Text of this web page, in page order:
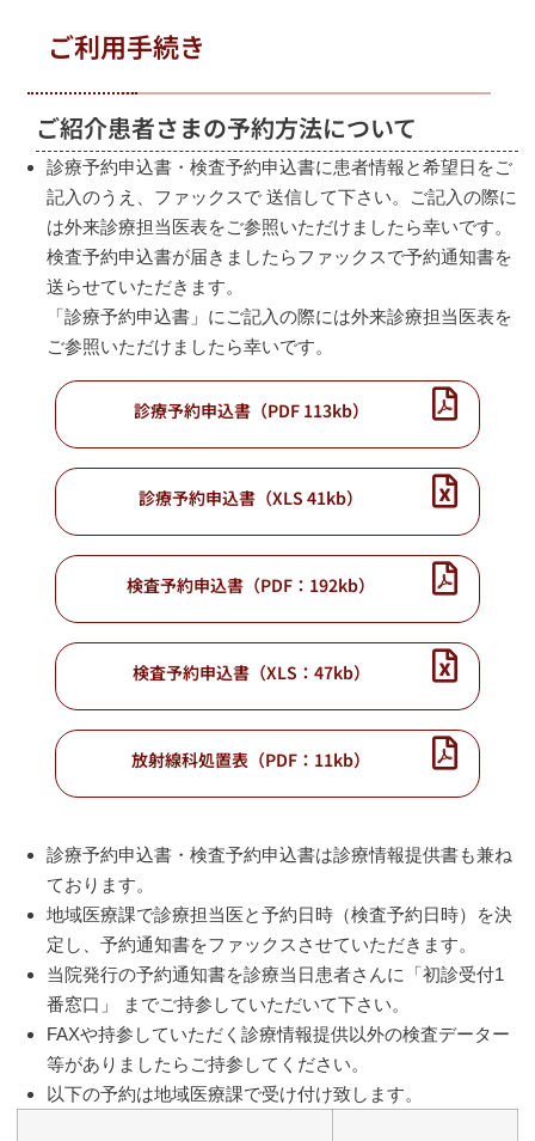
ご利用手続き
ご紹介患者さまの予約方法について
診療予約申込書・検査予約申込書に患者情報と希望日をご
記入のうえ、ファックスで 送信して下さい。ご記入の際に
は外来診療担当医表をご参照いただけましたら幸いです。
検査予約申込書が届きましたらファックスで予約通知書を
送らせていただきます。
「診療予約申込書」にご記入の際には外来診療担当医表を
ご参照いただけましたら幸いです。
診療予約申込書（PDF 113kb）
診療予約申込書（XLS 41kb）
検査予約申込書（PDF：192kb）
検査予約申込書（XLS：47kb）
放射線科処置表（PDF：11kb）
診療予約申込書・検査予約申込書は診療情報提供書も兼ね
ております。
地域医療課で診療担当医と予約日時（検査予約日時）を決
定し、予約通知書をファックスさせていただきます。
当院発行の予約通知書を診療当日患者さんに「初診受付1
番窓口」 までご持参していただいて下さい。
FAXや持参していただく診療情報提供以外の検査データー
等がありましたらご持参してください。
以下の予約は地域医療課で受け付け致します。